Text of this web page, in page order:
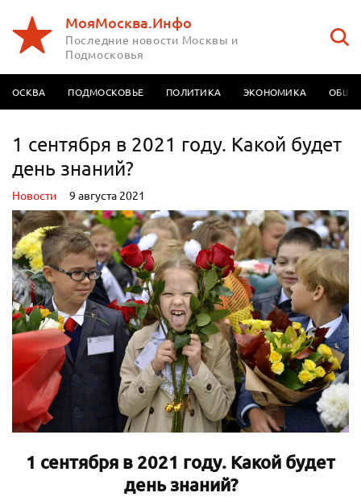
МояМосква.Инфо
Последние новости Москвы и
Подмосковья
МОСКВА ПОДМОСКОВЬЕ ПОЛИТИКА ЭКОНОМИКА
1 сентября в 2021 году. Какой будет
день знаний?
Новости 9 августа 2021
1 сентября в 2021 году. Какой будет
день знаний?